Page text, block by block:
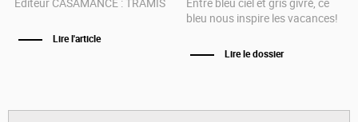
Lire l'article
bleu nous inspire les vacances!
Lire le dossier